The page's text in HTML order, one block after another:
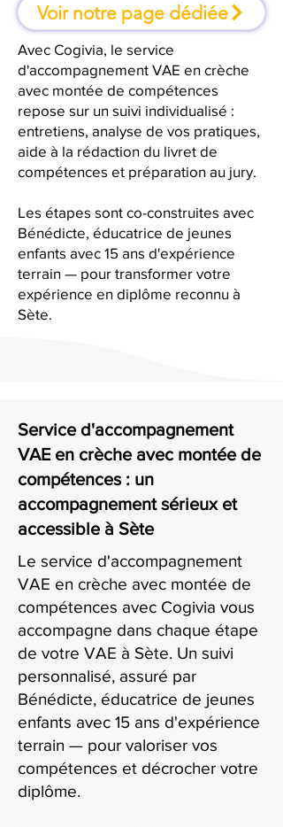
Voir notre page dédiée
Avec Cogivia, le service
d'accompagnement VAE en crèche
avec montée de compétences
repose sur un suivi individualisé :
entretiens, analyse de vos pratiques,
aide à la rédaction du livret de
compétences et préparation au jury.
Les étapes sont co-construites avec
Bénédicte, éducatrice de jeunes
enfants avec 15 ans d'expérience
terrain — pour transformer votre
expérience en diplôme reconnu à
Sète.
Service d'accompagnement
VAE en crèche avec montée de
compétences : un
accompagnement sérieux et
accessible à Sète
Le service d'accompagnement
VAE en crèche avec montée de
compétences avec Cogivia vous
accompagne dans chaque étape
de votre VAE à Sète. Un suivi
personnalisé, assuré par
Bénédicte, éducatrice de jeunes
enfants avec 15 ans d'expérience
terrain — pour valoriser vos
compétences et décrocher votre
diplôme.